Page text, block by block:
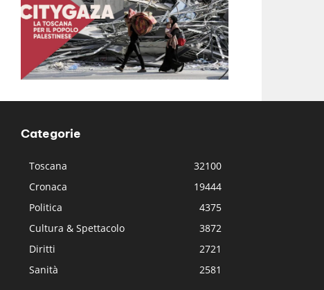
Categorie
Toscana
32100
Cronaca
19444
Politica
4375
Cultura & Spettacolo
3872
Diritti
2721
Sanità
2581